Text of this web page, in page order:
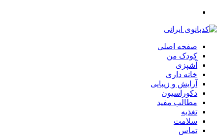
صفحه اصلی
کودک من
آشپزی
خانه داری
آرایش و زیبایی
دکوراسیون
مطالب مفید
تغذیه
سلامت
تماس